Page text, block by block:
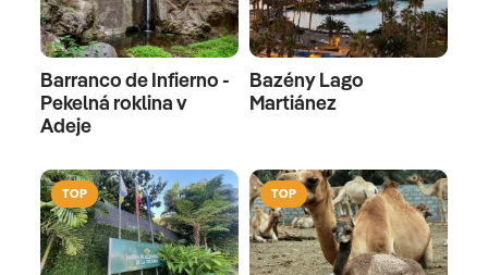
Barranco de Infierno -
Pekelná roklina v
Adeje
Bazény Lago
Martiánez
TOP TOP